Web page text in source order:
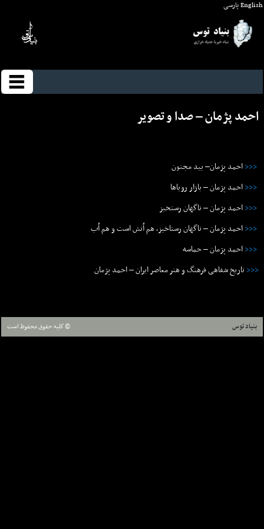
Englishپارسی
احمد پژمان – صدا و تصوير
<<<احمد پژمان– بيد مجنون
<<<احمد پژمان – بازار روياها
<<<احمد پژمان – ناگهان رستخیز
<<<احمد پژمان – ناگهان رستاخیز٬ هم ٱتش است و هم ٱب
<<<احمد پژمان – حماسه
<<<تاریخ شفاهی فرهنگ و هنر معاصر ایران – احمد پژمان
بنیاد توس © كليه حقوق محفوظ است